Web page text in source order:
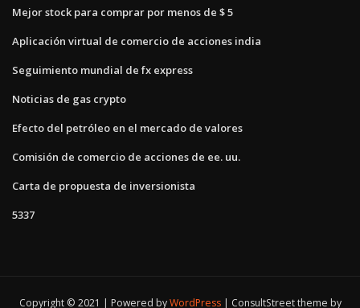
Mejor stock para comprar por menos de $ 5
Aplicación virtual de comercio de acciones india
Seguimiento mundial de fx express
Noticias de gas crypto
Efecto del petróleo en el mercado de valores
Comisión de comercio de acciones de ee. uu.
Carta de propuesta de inversionista
5337
Copyright © 2021 | Powered byWordPress ConsultStreet theme by